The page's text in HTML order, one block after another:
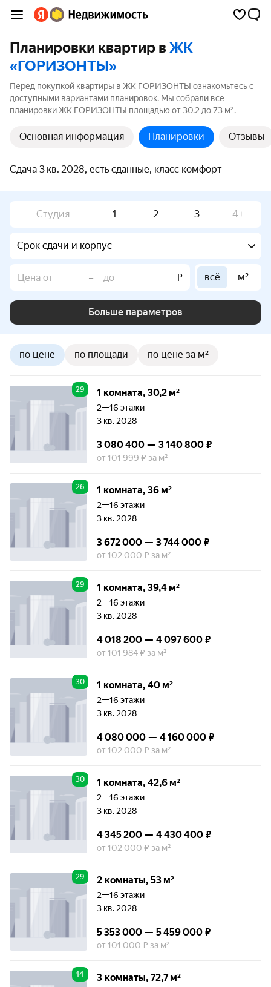
Планировки квартир вЖК
«ГОРИЗОНТЫ»
Перед покупкой квартиры в ЖК ГОРИЗОНТЫ ознакомьтесь с
доступными вариантами планировок. Мы собрали все
планировки ЖК ГОРИЗОНТЫ площадью от 30.2 до 73 м².
Основная информация Планировки Отзывы
Сдача 3 кв. 2028, есть сданные, класс комфорт
Студия 1 2 3 4+
Срок сдачи и корпус
– ₽ всё м²
Больше параметров
по цене по площади по цене за м²
29 1 комната, 30,2 м²
2—16 этажи
3 кв. 2028
3 080 400 — 3 140 800 ₽
от 101 999 ₽ за м²
26 1 комната, 36 м²
2—16 этажи
3 кв. 2028
3 672 000 — 3 744 000 ₽
от 102 000 ₽ за м²
29 1 комната, 39,4 м²
2—16 этажи
3 кв. 2028
4 018 200 — 4 097 600 ₽
от 101 984 ₽ за м²
30 1 комната, 40 м²
2—16 этажи
3 кв. 2028
4 080 000 — 4 160 000 ₽
от 102 000 ₽ за м²
30 1 комната, 42,6 м²
2—16 этажи
3 кв. 2028
4 345 200 — 4 430 400 ₽
от 102 000 ₽ за м²
29 2 комнаты, 53 м²
2—16 этажи
3 кв. 2028
5 353 000 — 5 459 000 ₽
от 101 000 ₽ за м²
14 3 комнаты, 72,7 м²